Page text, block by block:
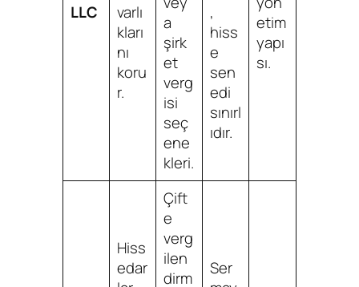
LLC
varlı
kları
nı
koru
r.
a
şirk
et
verg
isi
seç
ene
kleri.
,
hiss
e
sen
edi
sınırl
ıdır.
etim
yapı
sı.
Hiss
edar
Çift
e
verg
ilen
dirm
Ser